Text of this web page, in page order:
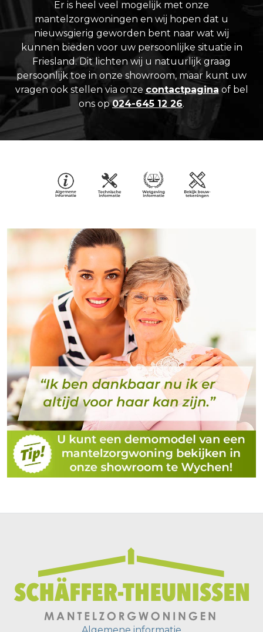
Er is heel veel mogelijk met onze
mantelzorgwoningen en wij hopen dat u
nieuwsgierig geworden bent naar wat wij
kunnen bieden voor uw persoonlijke situatie in
Friesland. Dit lichten wij u natuurlijk graag
persoonlijk toe in onze showroom, maar kunt uw
vragen ook stellen via onze contactpagina of bel
ons op024-645 12 26.